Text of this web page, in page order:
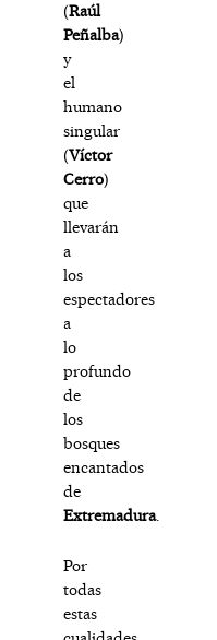
(Raúl
Peñalba)
y
el
humano
singular
(Víctor
Cerro)
que
llevarán
a
los
espectadores
a
lo
profundo
de
los
bosques
encantados
de
Extremadura.
Por
todas
estas